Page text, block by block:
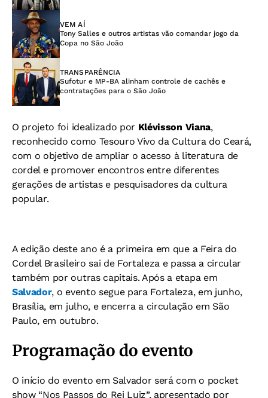
VEM AÍ
Tony Salles e outros artistas vão comandar jogo da
Copa no São João
TRANSPARÊNCIA
Sufotur e MP-BA alinham controle de cachês e
contratações para o São João
O projeto foi idealizado por Klévisson Viana,
reconhecido como Tesouro Vivo da Cultura do Ceará,
com o objetivo de ampliar o acesso à literatura de
cordel e promover encontros entre diferentes
gerações de artistas e pesquisadores da cultura
popular.
A edição deste ano é a primeira em que a Feira do
Cordel Brasileiro sai de Fortaleza e passa a circular
também por outras capitais. Após a etapa em
Salvador, o evento segue para Fortaleza, em junho,
Brasília, em julho, e encerra a circulação em São
Paulo, em outubro.
Programação do evento
O início do evento em Salvador será com o pocket
show “Nos Passos do Rei Luiz”, apresentado por